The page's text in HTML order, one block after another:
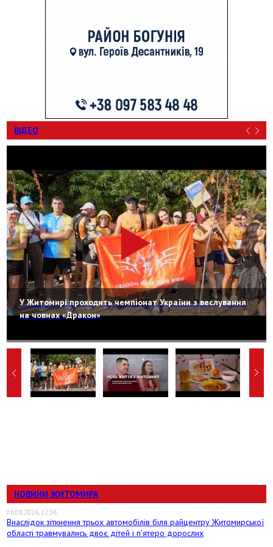
ВІДЕО
У Житомирі проходить чемпіонат України з веслування
на човнах «Дракон»
НОВИНИ ЖИТОМИРА
08.08.2026, 12:38
Внаслідок зіткнення трьох автомобілів біля райцентру Житомирської
області травмувались двоє дітей і пʼятеро дорослих